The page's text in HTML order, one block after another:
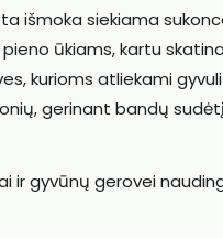
išmoka siekiama
ūkiams, kartu
kurioms atliekami
gerinant bandų
ir gyvūnų gerovei